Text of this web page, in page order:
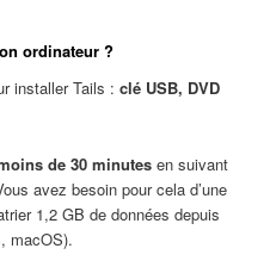
ordinateur ?
installer Tails :clé USB, DVD
de 30 minutes en suivant
avez besoin pour cela d’une
1,2 GB de données depuis
macOS).